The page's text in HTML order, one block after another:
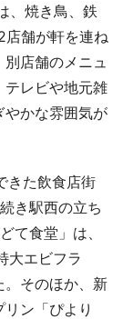
、焼き鳥、鉄
店舗が軒を連ね
店舗のメニュ
テレビや地元雑
やかな雰囲気が
きた飲食店街
き駅西の立ち
て食堂」は、
大エビフラ
。そのほか、新
ン「ぴより